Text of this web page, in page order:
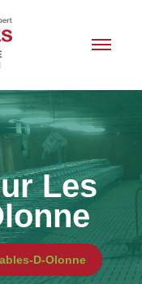
Les
D-Olonne